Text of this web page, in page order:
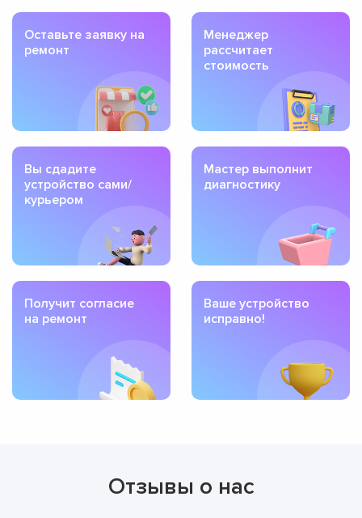
Оставьте заявку на
ремонт
Менеджер
рассчитает
стоимость
Вы сдадите
устройство сами/
курьером
Мастер выполнит
диагностику
Получит согласие
на ремонт
Ваше устройство
исправно!
Отзывы о нас